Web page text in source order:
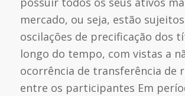
mercado, ou seja, estão
oscilações de precificação dos
longo do tempo, com vistas a
ocorrência de transferência de
entre os participantes Em